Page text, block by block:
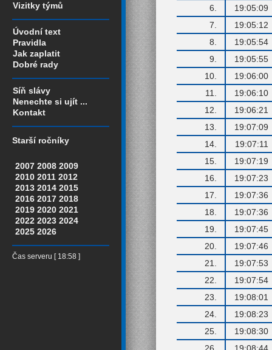
Vizitky týmů
Úvodní text
Pravidla
Jak zaplatit
Dobré rady
Síň slávy
Nenechte si ujít ...
Kontakt
Starší ročníky
2007 2008 2009
2010 2011 2012
2013 2014 2015
2016 2017 2018
2019 2020 2021
2022 2023 2024
2025 2026
Čas serveru [ 18:58 ]
6.
19:05:09
7.
19:05:12
8.
19:05:54
9.
19:05:55
10.
19:06:00
11.
19:06:10
12.
19:06:21
13.
19:07:09
14.
19:07:11
15.
19:07:19
16.
19:07:23
17.
19:07:36
18.
19:07:36
19.
19:07:45
20.
19:07:46
21.
19:07:53
22.
19:07:54
23.
19:08:01
24.
19:08:23
25.
19:08:30